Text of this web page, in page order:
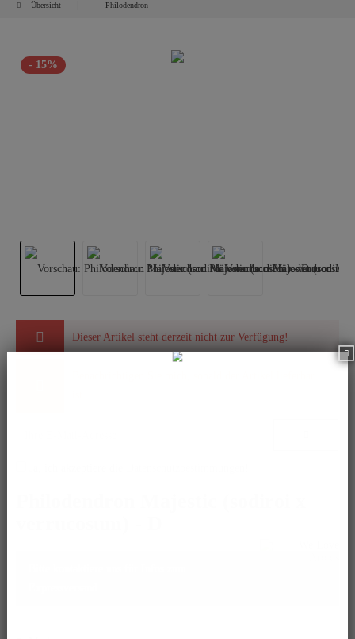
Übersicht Philodendron
- 15%
Dieser Artikel steht derzeit nicht zur Verfügung!